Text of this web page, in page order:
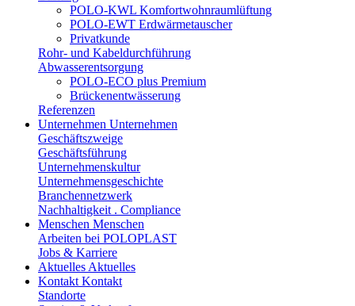
POLO-KWL Komfortwohnraumlüftung
POLO-EWT Erdwärmetauscher
Privatkunde
Rohr- und Kabeldurchführung
Abwasserentsorgung
POLO-ECO plus Premium
Brückenentwässerung
Referenzen
Unternehmen Unternehmen
Geschäftszweige
Geschäftsführung
Unternehmenskultur
Unternehmensgeschichte
Branchennetzwerk
Nachhaltigkeit . Compliance
Menschen Menschen
Arbeiten bei POLOPLAST
Jobs & Karriere
Aktuelles Aktuelles
Kontakt Kontakt
Standorte